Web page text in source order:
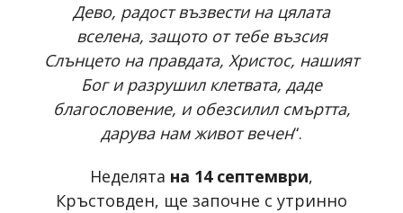
Дево, радост възвести на цялата
вселена, защото от тебе възсия
Слънцето на правдата, Христос, нашият
Бог и разрушил клетвата, даде
благословение, и обезсилил смъртта,
дарува нам живот вечен“.
Неделята на 14 септември,
Кръстовден, ще започне с утринно